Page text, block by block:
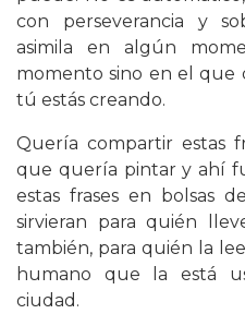
con perseverancia y
asimila en algún
momento sino en el que
tú estás creando.
Quería compartir estas
que quería pintar y ahí
estas frases en bolsas
sirvieran para quién
también, para quién la
humano que la está
ciudad.